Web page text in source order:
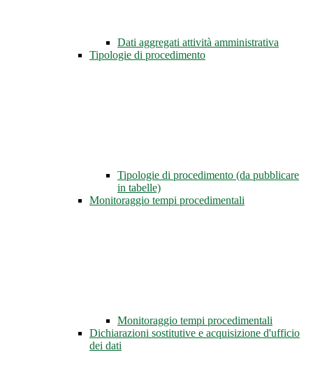
Dati aggregati attività amministrativa
Tipologie di procedimento
Tipologie di procedimento (da pubblicare
in tabelle)
Monitoraggio tempi procedimentali
Monitoraggio tempi procedimentali
Dichiarazioni sostitutive e acquisizione d'ufficio
dei dati